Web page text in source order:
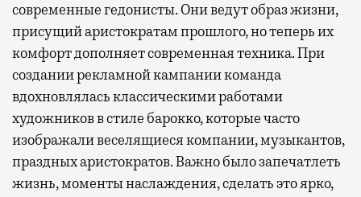
современные гедонисты. Они ведут образ жизни,
присущий аристократам прошлого, но теперь их
комфорт дополняет современная техника. При
создании рекламной кампании команда
вдохновлялась классическими работами
художников в стиле барокко, которые часто
изображали веселящиеся компании, музыкантов,
праздных аристократов. Важно было запечатлеть
жизнь, моменты наслаждения, сделать это ярко,